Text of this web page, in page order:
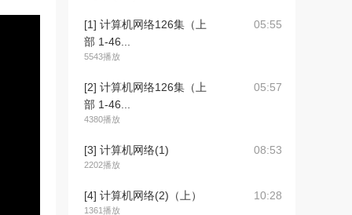
[1] 计算机网络126集（上
部 1-46...
5543播放
05:55
[2] 计算机网络126集（上
部 1-46...
4380播放
05:57
[3] 计算机网络(1)
2202播放
08:53
[4] 计算机网络(2)（上）
1361播放
10:28